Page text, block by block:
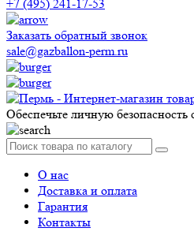
+7 (495) 241-17-53
Заказать обратный звонок
sale@gazballon-perm.ru
Обеспечьте личную
О нас
Доставка и оплата
Гарантия
Контакты